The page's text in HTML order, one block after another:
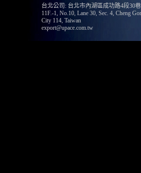
台北公司: 台北市內湖區成功路4段30
11F.-1, No.10, Lane 30, Sec. 4, Cheng
City 114, Taiwan
export@upace.com.tw